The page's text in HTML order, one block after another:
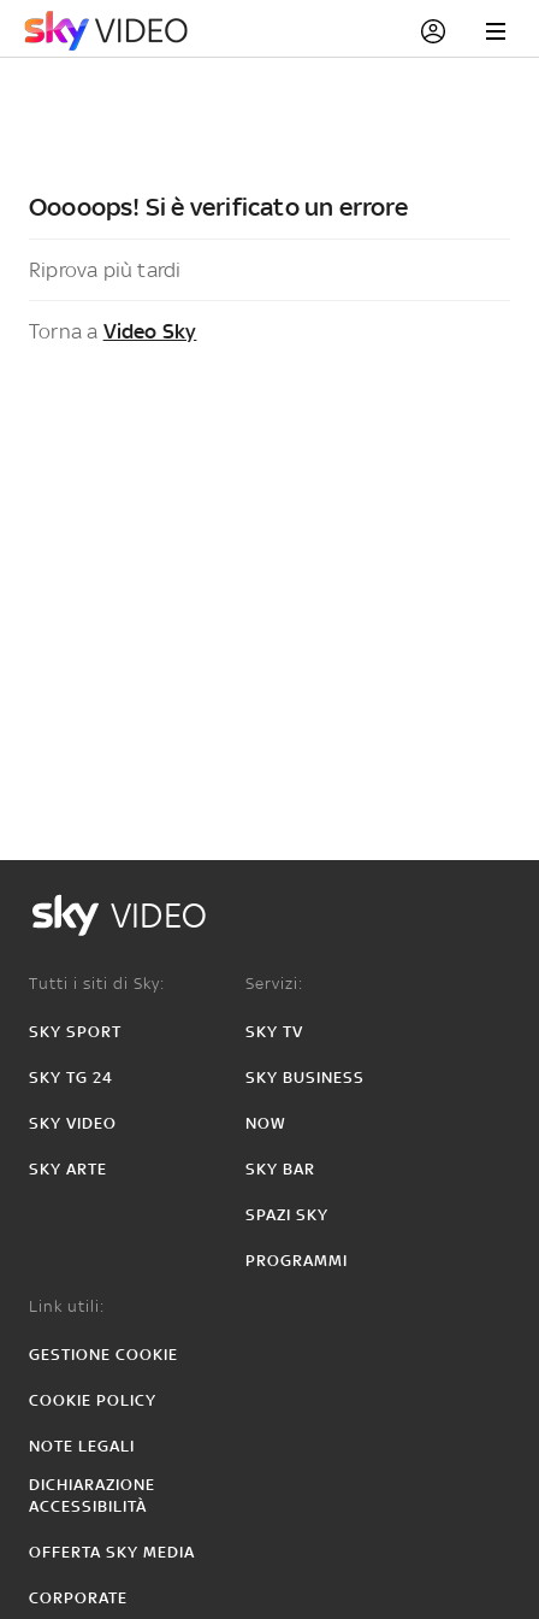
Ooooops! Si è verificato un errore
Riprova più tardi
Torna a Video Sky
VIDEO
Tutti i siti di Sky:
SKY SPORT
SKY TG 24
SKY VIDEO
SKY ARTE
Servizi:
SKY TV
SKY BUSINESS
NOW
SKY BAR
SPAZI SKY
PROGRAMMI
Link utili:
GESTIONE COOKIE
COOKIE POLICY
NOTE LEGALI
DICHIARAZIONE
ACCESSIBILITÀ
OFFERTA SKY MEDIA
CORPORATE